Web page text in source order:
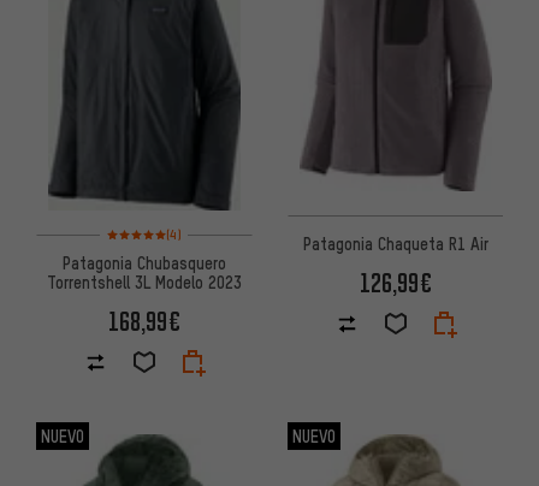
Valoración media: 5 de 5 basada en 4 reseñas
(4)
Patagonia Chubasquero
Torrentshell 3L Modelo 2023
168,99€
Patagonia Chaqueta R1 Air
126,99€
NUEVO NUEVO